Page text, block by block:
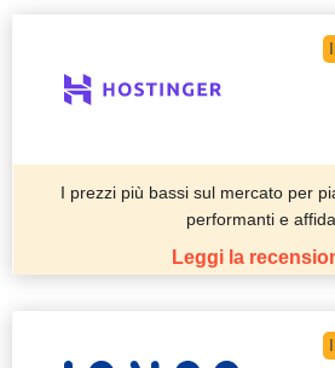
I prezzi più bassi sul mercato per
performanti e
Leggi la